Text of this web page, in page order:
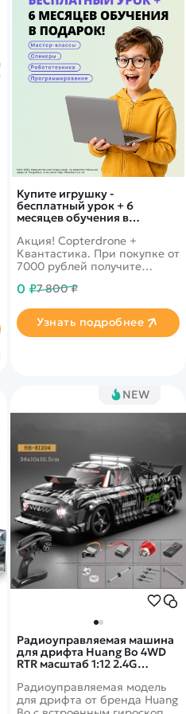
Купите игрушку -
бесплатный урок + 6
месяцев обучения в
Акция! Copterdrone +
Квантастика. При покупке от
7000 рублей получите
нашего партнера
0 ₽7 800 ₽
Узнать подробнее
NEW
Радиоуправляемая машина
для дрифта Huang Bo 4WD
RTR масштаб 1:12 2.4G
Радиоуправляемая модель
для дрифта от бренда Huang